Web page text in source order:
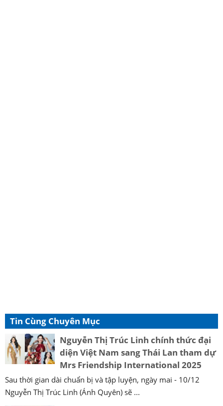
Tin Cùng Chuyên Mục
Nguyễn Thị Trúc Linh chính thức đại
diện Việt Nam sang Thái Lan tham dự
Mrs Friendship International 2025
Sau thời gian dài chuẩn bị và tập luyện, ngày mai - 10/12
Nguyễn Thị Trúc Linh (Ánh Quyên) sẽ ...